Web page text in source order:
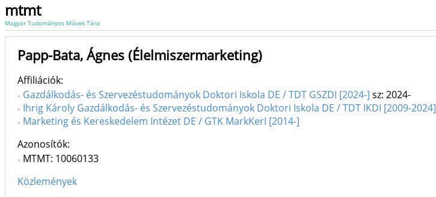
mtmt
Magyar Tudományos Művek Tára
Papp-Bata, Ágnes (Élelmiszermarketing)
Affiliációk
Gazdálkodás- és Szervezéstudományok Doktori Iskola DE / TDT GSZDI [2024-] sz: 2024-
Ihrig Károly Gazdálkodás- és Szervezéstudományok Doktori Iskola DE / TDT IKDI [2009-2024]
Marketing és Kereskedelem Intézet DE / GTK MarkKerI [2014-]
Azonosítók
MTMT: 10060133
Közlemények